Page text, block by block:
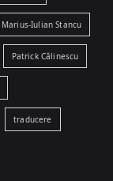
Marius-Iulian Stancu
Patrick Călinescu
traducere